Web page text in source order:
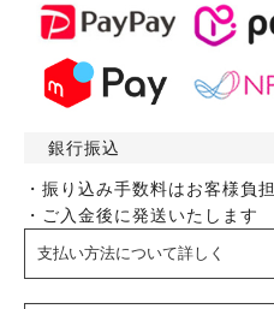
銀行振込
・振り込み手数料はお客様負担
・ご入金後に発送いたします
支払い方法について詳しく